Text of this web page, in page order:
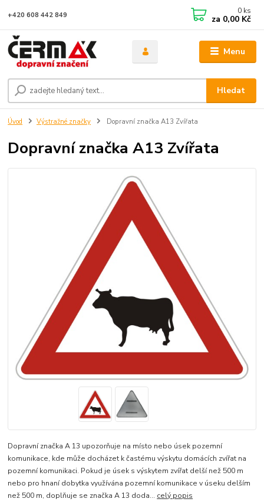
Menu
Hledat
+420 608 442 849 0 ks
za 0,00 Kč
Úvod Výstražné značky Dopravní značka A13 Zvířata
Dopravní značka A13 Zvířata
Dopravní značka A 13 upozorňuje na místo nebo úsek pozemní
komunikace, kde může docházet k častému výskytu domácích zvířat na
pozemní komunikaci. Pokud je úsek s výskytem zvířat delší než 500 m
nebo pro hnaní dobytka využívána pozemní komunikace v úseku delším
než 500 m, doplňuje se značka A 13 doda... celý popis